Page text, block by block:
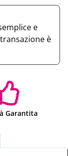
e
è
Garantita